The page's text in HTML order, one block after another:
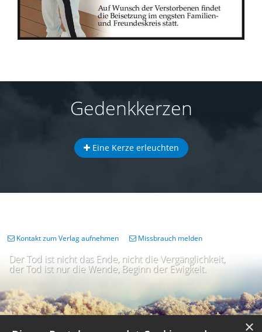
Gedenkkerzen
Eine Kerze erleuchten
Der Tod ist nicht das Ende, nicht die Vergänglichkeit,
der Tod ist nur die Wende, Beginn der Ewigkeit.
Kontakt zum Verlag aufnehmen Missbrauch melden
×